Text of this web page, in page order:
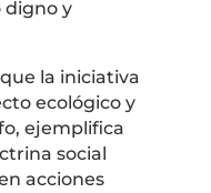
digno y
la iniciativa
ecológico y
ejemplifica
social
acciones